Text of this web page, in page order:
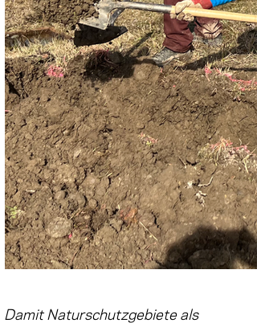
Damit Naturschutzgebiete als